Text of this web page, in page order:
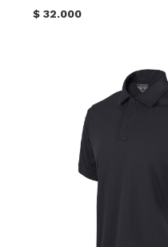
$32.000